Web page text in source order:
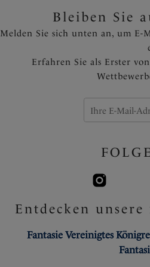
Bleiben Sie
Melden Sie sich unten an, um E-
Erfahren Sie als Erster
Entdecken
Fantasie Vereinigtes